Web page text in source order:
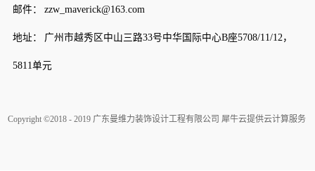
邮件： zzw_maverick@163.com
地址： 广州市越秀区中山三路33号中华国际中心B座5708/11/12，
5811单元
Copyright ©2018 - 2019 广东曼维力装饰设计工程有限公司 犀牛云提供云计算服务